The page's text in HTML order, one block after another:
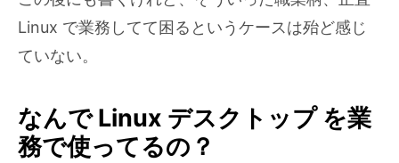
Linux で業務してて困るというケースは殆ど感じ
ていない。
なんで Linux デスクトップ を業
務で使ってるの？